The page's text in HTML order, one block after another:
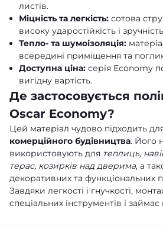
листів.
Міцність та легкість: сотова
високу ударостійкість і
Тепло- та шумоізоляція:
всередині приміщення та
Доступна ціна: серія Economy
вигідну вартість.
Де застосовується
Oscar Economy?
Цей матеріал чудово підходить
комерційного будівництва. Його
використовують для теплиць,
терас, козирків над дверима, а
декоративних та функціональних
Завдяки легкості і гнучкості,
спеціальних інструментів і займає